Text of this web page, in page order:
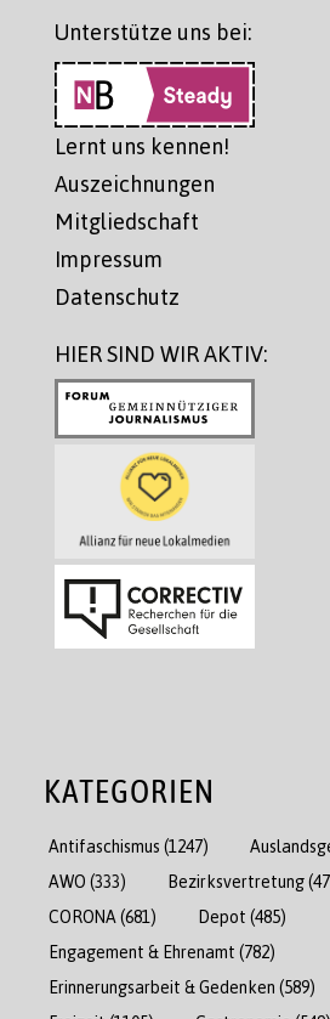
Unterstütze uns bei:
Lernt uns kennen!
Auszeichnungen
Mitgliedschaft
Impressum
Datenschutz
HIER SIND WIR AKTIV:
KATEGORIEN
Antifaschismus (1247)
AWO (333) Bezirksvertretung
CORONA (681) Depot (485)
Engagement & Ehrenamt (782)
Erinnerungsarbeit & Gedenken (589)